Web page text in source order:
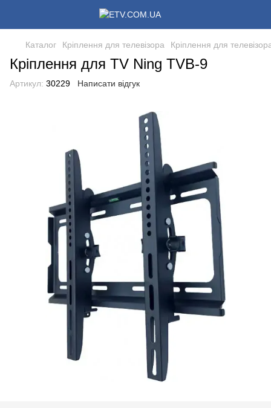
Каталог Кріплення для телевізора Кріплення для
Кріплення для TV Ning TVB-9
Артикул: 30229 Написати відгук